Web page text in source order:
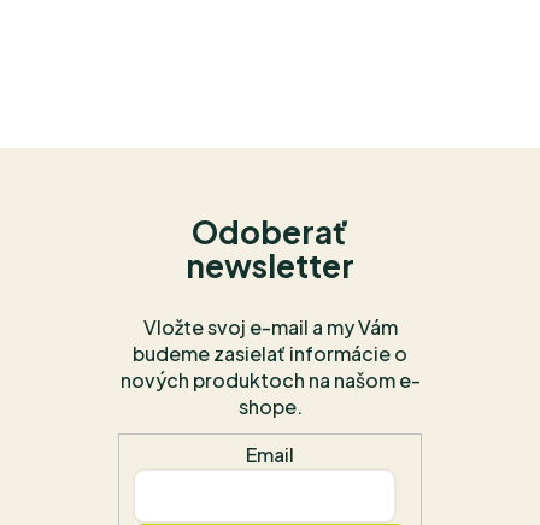
Odoberať
newsletter
Vložte svoj e-mail a my Vám
budeme zasielať informácie o
nových produktoch na našom e-
shope.
Email